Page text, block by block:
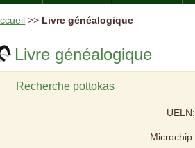
>> Livre généalogique
Livre généalogique
Recherche pottokas
UELN:
Microchip: